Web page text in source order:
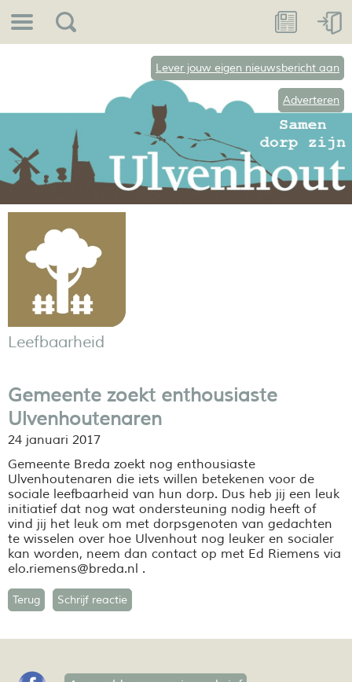
Lever jouw eigen nieuwsbericht aan
Adverteren
Leefbaarheid
Gemeente zoekt enthousiaste
Ulvenhoutenaren
24 januari 2017
Gemeente Breda zoekt nog enthousiaste
Ulvenhoutenaren die iets willen betekenen voor de
sociale leefbaarheid van hun dorp. Dus heb jij een leuk
initiatief dat nog wat ondersteuning nodig heeft of
vind jij het leuk om met dorpsgenoten van gedachten
te wisselen over hoe Ulvenhout nog leuker en socialer
kan worden, neem dan contact op met Ed Riemens via
elo.riemens@breda.nl .
Terug Schrijf reactie